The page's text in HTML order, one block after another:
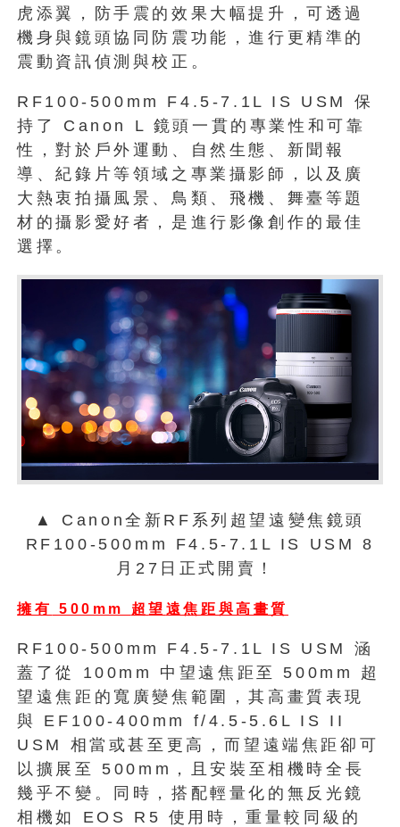
虎添翼，防手震的效果大幅提升，可透過
機身與鏡頭協同防震功能，進行更精準的
震動資訊偵測與校正。
RF100-500mm F4.5-7.1L IS USM 保
持了 Canon L 鏡頭一貫的專業性和可靠
性，對於戶外運動、自然生態、新聞報
導、紀錄片等領域之專業攝影師，以及廣
大熱衷拍攝風景、鳥類、飛機、舞臺等題
材的攝影愛好者，是進行影像創作的最佳
選擇。
▲ Canon全新RF系列超望遠變焦鏡頭
RF100-500mm F4.5-7.1L IS USM 8
月27日正式開賣！
擁有 500mm 超望 遠焦距與高畫質
RF100-500mm F4.5-7.1L IS USM 涵
蓋了從 100mm 中望遠焦距至 500mm 超
望遠焦距的寬廣變焦範圍，其高畫質表現
與 EF100-400mm f/4.5-5.6L IS II
USM 相當或甚至更高，而望遠端焦距卻可
以擴展至 500mm，且安裝至相機時全長
幾乎不變。同時，搭配輕量化的無反光鏡
相機如 EOS R5 使用時，重量較同級的